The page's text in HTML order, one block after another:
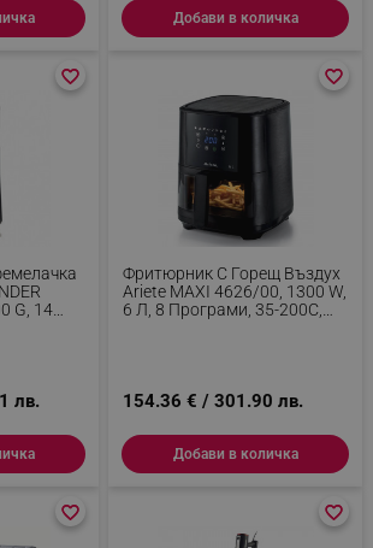
Добави в количка
G, 14
лв.
favorite_border
favorite_border
Фритюрник С Горещ Въздух
Ariete MAXI 4626/00, 1300 W,
6 Л, 8 Програми, 35-200C,
154.36 € / 301.90 лв.
favorite_border
favorite_border
Добави в количка
favorite_border
favorite_border favorite_border
favorite_border
.alleop.bg
.alleop.bg
.alleop.bg